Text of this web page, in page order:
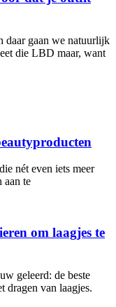
daar gaan we natuurlijk
die LBD maar, want
nét even iets meer
aan te
om laagjes te
geleerd: de beste
dragen van laagjes.